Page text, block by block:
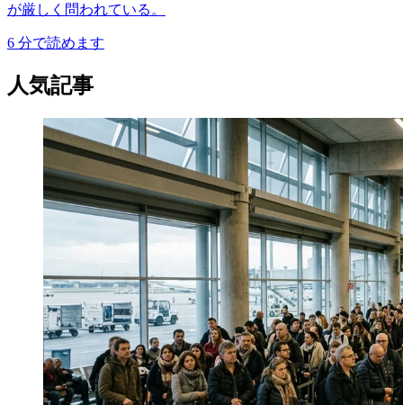
が厳しく問われている。
6 分で読めます
人気記事